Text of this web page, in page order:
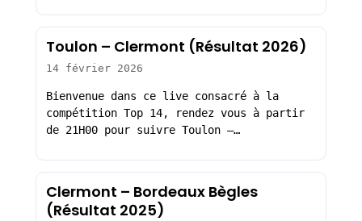
Toulon – Clermont (Résultat 2026)
14 février 2026
Bienvenue dans ce live consacré à la
compétition Top 14, rendez vous à partir
de 21H00 pour suivre Toulon –…
Clermont – Bordeaux Bègles
(Résultat 2025)